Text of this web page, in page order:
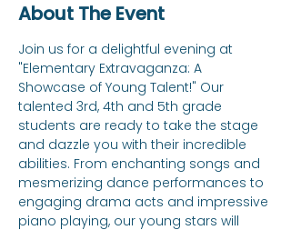
About The Event
Join us for a delightful evening at
"Elementary Extravaganza: A
Showcase of Young Talent!" Our
talented 3rd, 4th and 5th grade
students are ready to take the stage
and dazzle you with their incredible
abilities. From enchanting songs and
mesmerizing dance performances to
engaging drama acts and impressive
piano playing, our young stars will